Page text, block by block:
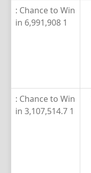
Chance to Win :
1 in 6,991,908
Chance to Win :
1 in 3,107,514.7